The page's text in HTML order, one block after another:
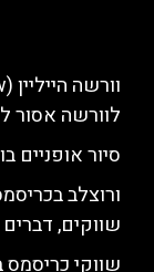
לוורשה אסור לכם
סיור אופניים
ורוצלב
שווקים,
שווקי